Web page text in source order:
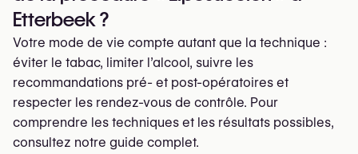
Etterbeek ?
Votre mode de vie compte autant que la technique :
éviter le tabac, limiter l’alcool, suivre les
recommandations pré- et post-opératoires et
respecter les rendez-vous de contrôle. Pour
comprendre les techniques et les résultats possibles,
consultez notre guide complet.